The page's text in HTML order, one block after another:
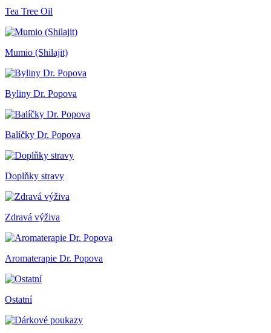
Tea Tree Oil
Mumio (Shilajit)
Byliny Dr. Popova
Balíčky Dr. Popova
Doplňky stravy
Zdravá výživa
Aromaterapie Dr. Popova
Ostatní